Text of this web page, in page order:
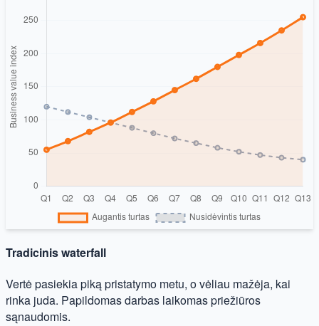
Tradicinis waterfall
Vertė pasiekia piką pristatymo metu, o vėliau mažėja, kai
rinka juda. Papildomas darbas laikomas priežiūros
sąnaudomis.